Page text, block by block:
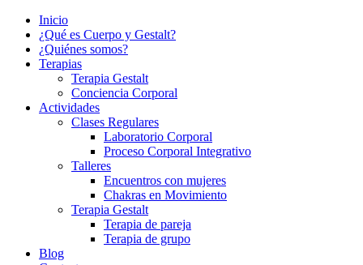
Inicio
¿Qué es Cuerpo y Gestalt?
¿Quiénes somos?
Terapias
Terapia Gestalt
Conciencia Corporal
Actividades
Clases Regulares
Laboratorio Corporal
Proceso Corporal Integrativo
Talleres
Encuentros con mujeres
Chakras en Movimiento
Terapia Gestalt
Terapia de pareja
Terapia de grupo
Blog